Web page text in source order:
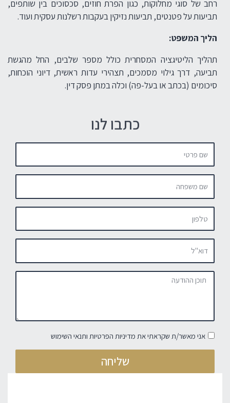
רחב של סוגי מחלוקות, כגון הפרת חוזים, סכסוכים בין שותפים,
תביעות על פטנטים, תביעות נזיקין בעקבות רשלנות עסקית ועוד.
הליך המשפט:
תהליך הליטיגציה המסחרית כולל מספר שלבים, החל מהגשת
תביעה, דרך גילוי מסמכים, תצהירי עדות ראשית, דיוני הוכחות,
סיכומים (בכתב או בעל-פה) וכלה במתן פסק דין.
כתבו לנו
אני מאשר/ת שקראתי את מדיניות הפרטיות ותנאי השימוש
שליחה